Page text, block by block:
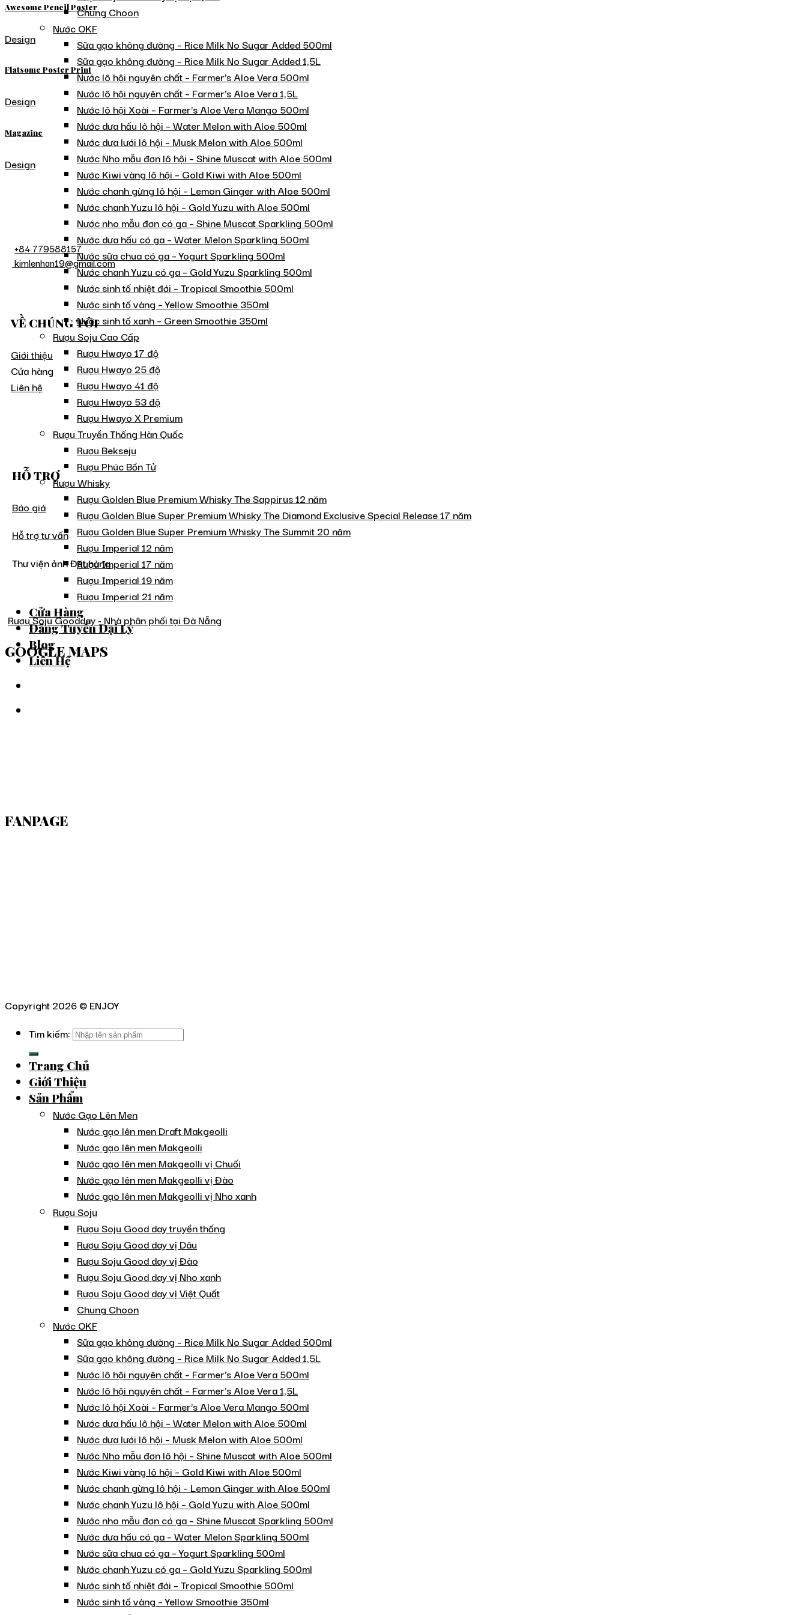
Chung Choon
Nước OKF
Sữa gạo không đường – Rice Milk No Sugar Added 500ml
Sữa gạo không đường – Rice Milk No Sugar Added 1,5L
Nước lô hội nguyên chất – Farmer’s Aloe Vera 500ml
Nước lô hội nguyên chất – Farmer’s Aloe Vera 1,5L
Nước lô hội Xoài – Farmer’s Aloe Vera Mango 500ml
Nước dưa hấu lô hội – Water Melon with Aloe 500ml
Nước dưa lưới lô hội – Musk Melon with Aloe 500ml
Nước Nho mẫu đơn lô hội – Shine Muscat with Aloe 500ml
Nước Kiwi vàng lô hội – Gold Kiwi with Aloe 500ml
Nước chanh gừng lô hội – Lemon Ginger with Aloe 500ml
Nước chanh Yuzu lô hội – Gold Yuzu with Aloe 500ml
Nước nho mẫu đơn có ga – Shine Muscat Sparkling 500ml
Nước dưa hấu có ga – Water Melon Sparkling 500ml
Nước sữa chua có ga – Yogurt Sparkling 500ml
Nước chanh Yuzu có ga – Gold Yuzu Sparkling 500ml
Nước sinh tố nhiệt đới – Tropical Smoothie 500ml
Nước sinh tố vàng – Yellow Smoothie 350ml
Nước sinh tố xanh – Green Smoothie 350ml
Rượu Soju Cao Cấp
Rượu Hwayo 17 độ
Rượu Hwayo 25 độ
Rượu Hwayo 41 độ
Rượu Hwayo 53 độ
Rượu Hwayo X Premium
Rượu Truyền Thống Hàn Quốc
Rượu Bekseju
Rượu Phúc Bồn Tử
Rượu Whisky
Rượu Golden Blue Premium Whisky The Sappirus 12 năm
Rượu Golden Blue Super Premium Whisky The Diamond Exclusive Special Release 17 năm
Rượu Golden Blue Super Premium Whisky The Summit 20 năm
Rượu Imperial 12 năm
Rượu Imperial 17 năm
Rượu Imperial 19 năm
Rượu Imperial 21 năm
Cửa Hàng
Đăng Tuyển Đại Lý
Blog
Liên Hệ
Awesome Pencil Poster
Design
Flatsome Poster Print
Design
Magazine
Design
+84 779588157
kimlenhan19@gmail.com
VỀ CHÚNG TÔI
Giới thiệu
Cửa hàng
Liên hệ
HỖ TRỢ
Báo giá
Hỗ trợ tư vấn
Thư viện ảnh Đặt hàng
Rượu Soju Goodday - Nhà phân phối tại Đà Nẵng
GOOGLE MAPS
FANPAGE
Copyright 2026 ©ENJOY
Tìm kiếm:
Trang Chủ
Giới Thiệu
Sản Phẩm
Nước Gạo Lên Men
Nước gạo lên men Draft Makgeolli
Nước gạo lên men Makgeolli
Nước gạo lên men Makgeolli vị Chuối
Nước gạo lên men Makgeolli vị Đào
Nước gạo lên men Makgeolli vị Nho xanh
Rượu Soju
Rượu Soju Good day truyền thống
Rượu Soju Good day vị Dâu
Rượu Soju Good day vị Đào
Rượu Soju Good day vị Nho xanh
Rượu Soju Good day vị Việt Quất
Chung Choon
Nước OKF
Sữa gạo không đường – Rice Milk No Sugar Added 500ml
Sữa gạo không đường – Rice Milk No Sugar Added 1,5L
Nước lô hội nguyên chất – Farmer’s Aloe Vera 500ml
Nước lô hội nguyên chất – Farmer’s Aloe Vera 1,5L
Nước lô hội Xoài – Farmer’s Aloe Vera Mango 500ml
Nước dưa hấu lô hội – Water Melon with Aloe 500ml
Nước dưa lưới lô hội – Musk Melon with Aloe 500ml
Nước Nho mẫu đơn lô hội – Shine Muscat with Aloe 500ml
Nước Kiwi vàng lô hội – Gold Kiwi with Aloe 500ml
Nước chanh gừng lô hội – Lemon Ginger with Aloe 500ml
Nước chanh Yuzu lô hội – Gold Yuzu with Aloe 500ml
Nước nho mẫu đơn có ga – Shine Muscat Sparkling 500ml
Nước dưa hấu có ga – Water Melon Sparkling 500ml
Nước sữa chua có ga – Yogurt Sparkling 500ml
Nước chanh Yuzu có ga – Gold Yuzu Sparkling 500ml
Nước sinh tố nhiệt đới – Tropical Smoothie 500ml
Nước sinh tố vàng – Yellow Smoothie 350ml